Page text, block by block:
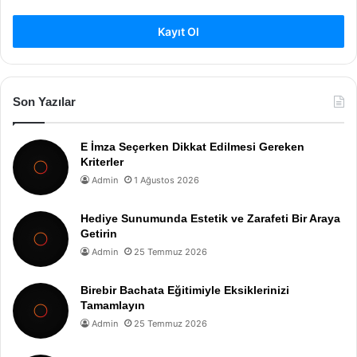
Kayıt Ol
Son Yazılar
E İmza Seçerken Dikkat Edilmesi Gereken
Kriterler
Admin 1 Ağustos 2026
Hediye Sunumunda Estetik ve Zarafeti Bir Araya
Getirin
Admin 25 Temmuz 2026
Birebir Bachata Eğitimiyle Eksiklerinizi
Tamamlayın
Admin 25 Temmuz 2026